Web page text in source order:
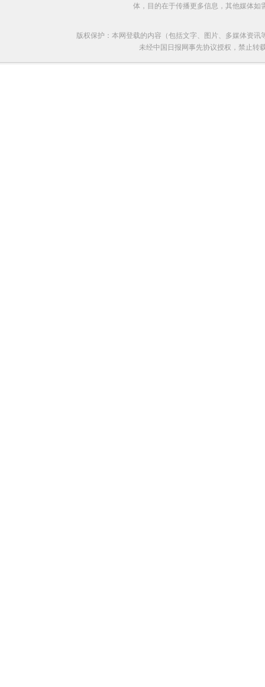
体，目的在于传播更多信息，其他媒体
版权保护：本网登载的内容（包括文字、图片、多媒体资
未经中国日报网事先协议授权，禁止转